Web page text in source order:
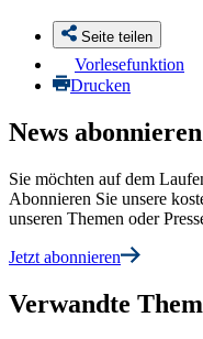
Seite teilen
Vorlesefunktion
Drucken
News abonnieren
Sie möchten auf dem
Abonnieren Sie unsere
unseren Themen oder
Jetzt abonnieren
Verwandte